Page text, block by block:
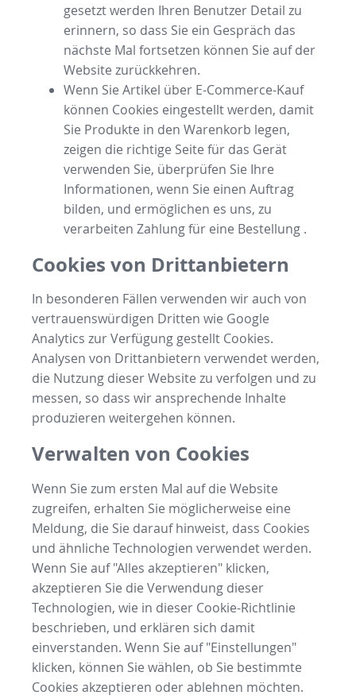
gesetzt werden Ihren Benutzer Detail zu
erinnern, so dass Sie ein Gespräch das
nächste Mal fortsetzen können Sie auf der
Website zurückkehren.
Wenn Sie Artikel über E-Commerce-Kauf
können Cookies eingestellt werden, damit
Sie Produkte in den Warenkorb legen,
zeigen die richtige Seite für das Gerät
verwenden Sie, überprüfen Sie Ihre
Informationen, wenn Sie einen Auftrag
bilden, und ermöglichen es uns, zu
verarbeiten Zahlung für eine Bestellung .
Cookies von Drittanbietern
In besonderen Fällen verwenden wir auch von
vertrauenswürdigen Dritten wie Google
Analytics zur Verfügung gestellt Cookies.
Analysen von Drittanbietern verwendet werden,
die Nutzung dieser Website zu verfolgen und zu
messen, so dass wir ansprechende Inhalte
produzieren weitergehen können.
Verwalten von Cookies
Wenn Sie zum ersten Mal auf die Website
zugreifen, erhalten Sie möglicherweise eine
Meldung, die Sie darauf hinweist, dass Cookies
und ähnliche Technologien verwendet werden.
Wenn Sie auf "Alles akzeptieren" klicken,
akzeptieren Sie die Verwendung dieser
Technologien, wie in dieser Cookie-Richtlinie
beschrieben, und erklären sich damit
einverstanden. Wenn Sie auf "Einstellungen"
klicken, können Sie wählen, ob Sie bestimmte
Cookies akzeptieren oder ablehnen möchten.